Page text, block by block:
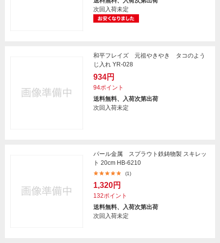
次回入荷未定
和平フレイズ 元祖やきやき タコのよう
じ入れ YR-028
934円
94ポイント
送料無料、入荷次第出荷
次回入荷未定
パール金属 スプラウト鉄鋳物製 スキレッ
ト 20cm HB-6210
(1)
1,320円
132ポイント
送料無料、入荷次第出荷
次回入荷未定